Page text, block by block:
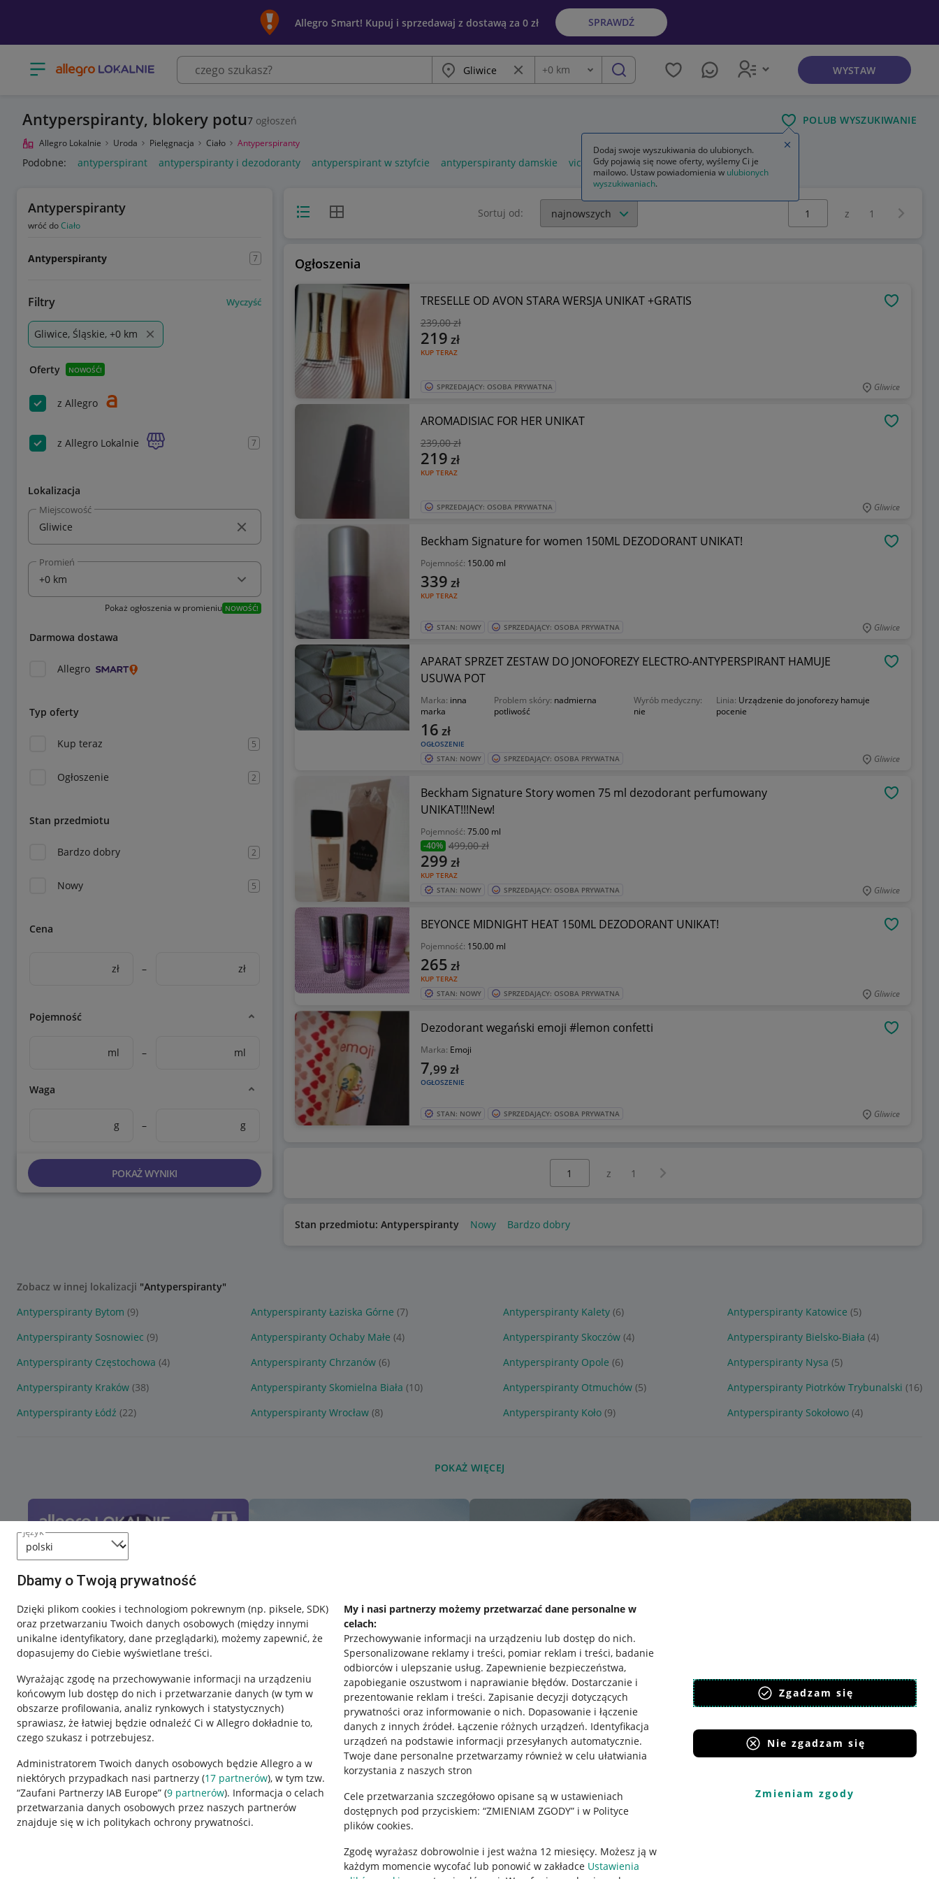
język
Dbamy o Twoją prywatność
Dzięki plikom cookies i technologiom pokrewnym (np. piksele, SDK)
oraz przetwarzaniu Twoich danych osobowych (między innymi
unikalne identyfikatory, dane przeglądarki), możemy zapewnić, że
dopasujemy do Ciebie wyświetlane treści.
Wyrażając zgodę na przechowywanie informacji na urządzeniu
końcowym lub dostęp do nich i przetwarzanie danych (w tym w
obszarze profilowania, analiz rynkowych i statystycznych)
sprawiasz, że łatwiej będzie odnaleźć Ci w Allegro dokładnie to,
czego szukasz i potrzebujesz.
Administratorem Twoich danych osobowych będzie Allegro a w
niektórych przypadkach nasi partnerzy (17 partnerów), w tym tzw.
“Zaufani Partnerzy IAB Europe” (9 partnerów). Informacja o celach
przetwarzania danych osobowych przez naszych partnerów
znajduje się w ich politykach ochrony prywatności.
My i nasi partnerzy możemy przetwarzać dane personalne w
celach:
Przechowywanie informacji na urządzeniu lub dostęp do nich.
Spersonalizowane reklamy i treści, pomiar reklam i treści, badanie
odbiorców i ulepszanie usług. Zapewnienie bezpieczeństwa,
zapobieganie oszustwom i naprawianie błędów. Dostarczanie i
prezentowanie reklam i treści. Zapisanie decyzji dotyczących
prywatności oraz informowanie o nich. Dopasowanie i łączenie
danych z innych źródeł. Łączenie różnych urządzeń. Identyfikacja
urządzeń na podstawie informacji przesyłanych automatycznie.
Twoje dane personalne przetwarzamy również w celu ułatwiania
korzystania z naszych stron
Cele przetwarzania szczegółowo opisane są w ustawieniach
dostępnych pod przyciskiem: “ZMIENIAM ZGODY” i w Polityce
plików cookies.
Zgodę wyrażasz dobrowolnie i jest ważna 12 miesięcy. Możesz ją w
każdym momencie wycofać lub ponowić w zakładce Ustawienia
Zgadzam się
Nie zgadzam się
Zmieniam zgody
Allegro Smart! Kupuj i sprzedawaj z dostawą za 0 zł SPRAWDŹ
Otwórz menu z kategoriami Miasto Wyczyść frazę
Odległość
+0 km szukaj WYSTAW
Antyperspiranty, blokery potu7 ogłoszeń POLUB WYSZUKIWANIE
Allegro Lokalnie Uroda Pielęgnacja Ciało Antyperspiranty
Podobne: antyperspirant antyperspiranty i dezodoranty antyperspirant w sztyfcie antyperspiranty damskie vichy antyperspirant
Antyperspiranty
wróć doCiało
Antyperspiranty 7
Filtry Wyczyść
Gliwice, Śląskie, +0 km
Oferty NOWOŚĆ!
z Allegro
z Allegro Lokalnie 7
Lokalizacja
Miejscowość
Promień
Pokaż ogłoszenia w promieniu NOWOŚĆ!
Darmowa dostawa
Allegro
Typ oferty
Kup teraz 5
Ogłoszenie 2
Stan przedmiotu
Bardzo dobry 2
Nowy 5
Cena
zł – zł
Pojemność
ml – ml
Waga
g – g
POKAŻ WYNIKI
Widok listyWidok siatki Sortuj od:
Wybierz stronę:
z 1
Ogłoszenia
TRESELLE OD AVON STARA WERSJA UNIKAT +GRATIS
239,00 zł
KUP TERAZ
219 zł
SPRZEDAJĄCY: OSOBA PRYWATNA Gliwice
AROMADISIAC FOR HER UNIKAT
239,00 zł
KUP TERAZ
219 zł
SPRZEDAJĄCY: OSOBA PRYWATNA Gliwice
Beckham Signature for women 150ML DEZODORANT UNIKAT!
Pojemność: 150.00 ml
KUP TERAZ
339 zł
STAN: NOWY SPRZEDAJĄCY: OSOBA PRYWATNA Gliwice
APARAT SPRZET ZESTAW DO JONOFOREZY ELECTRO-ANTYPERSPIRANT HAMUJE
USUWA POT
Marka: inna
marka
Problem skóry: nadmierna
potliwość
Wyrób medyczny:
nie
Linia: Urządzenie do jonoforezy hamuje
pocenie
OGŁOSZENIE
16 zł
STAN: NOWY SPRZEDAJĄCY: OSOBA PRYWATNA Gliwice
Beckham Signature Story women 75 ml dezodorant perfumowany
UNIKAT!!!New!
Pojemność: 75.00 ml
-40% 499,00 zł
KUP TERAZ
299 zł
STAN: NOWY SPRZEDAJĄCY: OSOBA PRYWATNA Gliwice
BEYONCE MIDNIGHT HEAT 150ML DEZODORANT UNIKAT!
Pojemność: 150.00 ml
KUP TERAZ
265 zł
STAN: NOWY SPRZEDAJĄCY: OSOBA PRYWATNA Gliwice
Dezodorant wegański emoji #lemon confetti
Marka: Emoji
OGŁOSZENIE
7,99 zł
STAN: NOWY SPRZEDAJĄCY: OSOBA PRYWATNA Gliwice
z 1 Następna strona
Stan przedmiotu: Antyperspiranty Nowy Bardzo dobry
Zobacz w innej lokalizacji "Antyperspiranty"
Antyperspiranty Bytom (9) Antyperspiranty Łaziska Górne (7) Antyperspiranty Kalety (6) Antyperspiranty Katowice (5)
Antyperspiranty Sosnowiec (9) Antyperspiranty Ochaby Małe (4) Antyperspiranty Skoczów (4) Antyperspiranty Bielsko-Biała (4)
Antyperspiranty Częstochowa (4) Antyperspiranty Chrzanów (6) Antyperspiranty Opole (6) Antyperspiranty Nysa (5)
Antyperspiranty Kraków (38) Antyperspiranty Skomielna Biała (10) Antyperspiranty Otmuchów (5) Antyperspiranty Piotrków Trybunalski (16)
Antyperspiranty Łódź (22) Antyperspiranty Wrocław (8) Antyperspiranty Koło (9) Antyperspiranty Sokołowo (4)
POKAŻ WIĘCEJ
Nawigacja
Przydatne informacje
Jak to działa
Napisz do nas
Allegro Gadane dla sprzedających
Regulamin
Polityka plików "cookies"
Ustawienia plików "cookies"
Udostępnianie lokalizacji
Pobierz aplikację
Dodaj swoje wyszukiwania do ulubionych.
Gdy pojawią się nowe oferty, wyślemy Ci je
mailowo. Ustaw powiadomienia w ulubionych
wyszukiwaniach.
Zamknij wskazówkę